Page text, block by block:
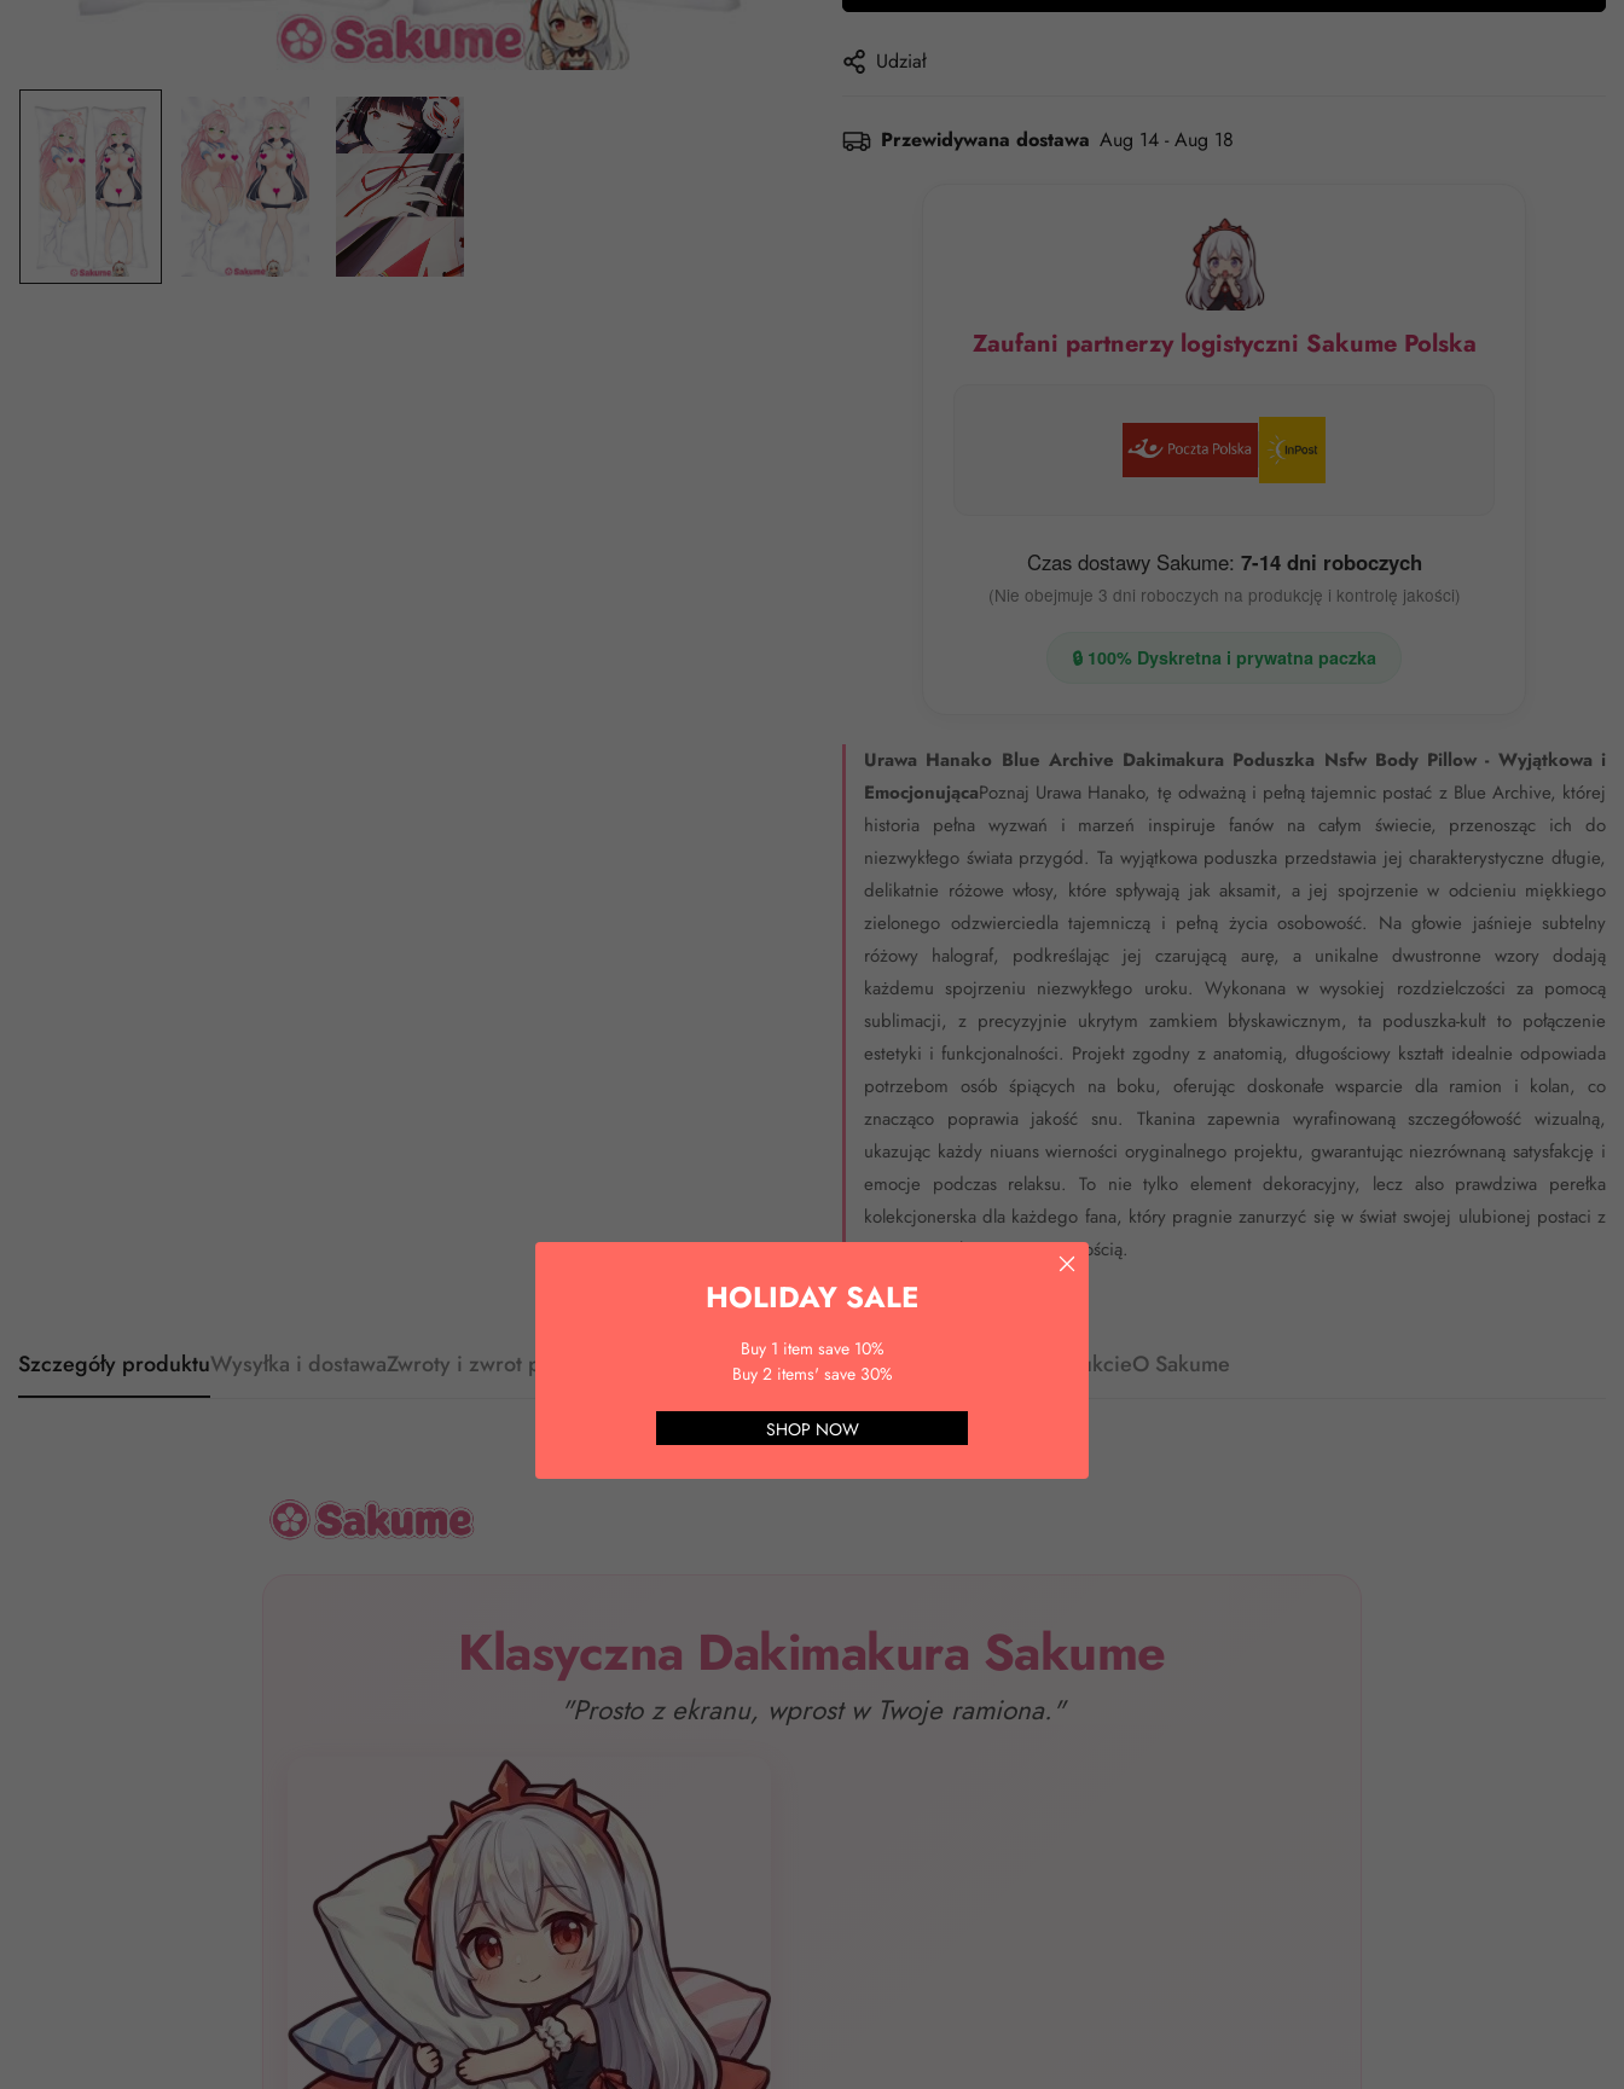
Udział
Przewidywana dostawa Aug 14 - Aug 18
Zaufani partnerzy logistyczni Sakume Polska
Czas dostawy Sakume: 7-14 dni roboczych
(Nie obejmuje 3 dni roboczych na produkcję i kontrolę jakości)
🔒 100% Dyskretna i prywatna paczka
Urawa Hanako Blue Archive Dakimakura Poduszka Nsfw Body Pillow - Wyjątkowa i
EmocjonującaPoznaj Urawa Hanako, tę odważną i pełną tajemnic postać z Blue Archive, której
historia pełna wyzwań i marzeń inspiruje fanów na całym świecie, przenosząc ich do
niezwykłego świata przygód. Ta wyjątkowa poduszka przedstawia jej charakterystyczne długie,
delikatnie różowe włosy, które spływają jak aksamit, a jej spojrzenie w odcieniu miękkiego
zielonego odzwierciedla tajemniczą i pełną życia osobowość. Na głowie jaśnieje subtelny
różowy halograf, podkreślając jej czarującą aurę, a unikalne dwustronne wzory dodają
każdemu spojrzeniu niezwykłego uroku. Wykonana w wysokiej rozdzielczości za pomocą
sublimacji, z precyzyjnie ukrytym zamkiem błyskawicznym, ta poduszka-kult to połączenie
estetyki i funkcjonalności. Projekt zgodny z anatomią, długościowy kształt idealnie odpowiada
potrzebom osób śpiących na boku, oferując doskonałe wsparcie dla ramion i kolan, co
znacząco poprawia jakość snu. Tkanina zapewnia wyrafinowaną szczegółowość wizualną,
ukazując każdy niuans wierności oryginalnego projektu, gwarantując niezrównaną satysfakcję i
emocje podczas relaksu. To nie tylko element dekoracyjny, lecz also prawdziwa perełka
kolekcjonerska dla każdego fana, który pragnie zanurzyć się w świat swojej ulubionej postaci z
najwyższą jakością i wyrazistością.
Szczegóły produktuWysyłka i dostawaZwroty i zwrot pieniędzy Anulowanie i zmiana zamówienia Opinie o produkcieO Sakume
Klasyczna Dakimakura Sakume
"Prosto z ekranu, wprost w Twoje ramiona."
HOLIDAY SALE
Buy 1 item save 10%
Buy 2 items' save 30%
SHOP NOW